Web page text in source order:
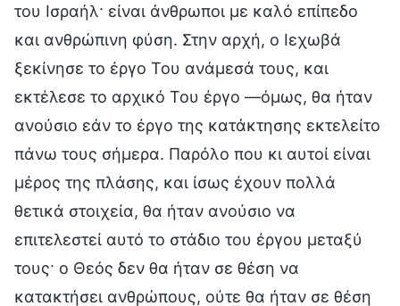
του Ισραήλ· είναι άνθρωποι με καλό επίπεδο
και ανθρώπινη φύση. Στην αρχή, ο Ιεχωβά
ξεκίνησε το έργο Του ανάμεσά τους, και
εκτέλεσε το αρχικό Του έργο —όμως, θα ήταν
ανούσιο εάν το έργο της κατάκτησης εκτελείτο
πάνω τους σήμερα. Παρόλο που κι αυτοί είναι
μέρος της πλάσης, και ίσως έχουν πολλά
θετικά στοιχεία, θα ήταν ανούσιο να
επιτελεστεί αυτό το στάδιο του έργου μεταξύ
τους· ο Θεός δεν θα ήταν σε θέση να
κατακτήσει ανθρώπους, ούτε θα ήταν σε θέση